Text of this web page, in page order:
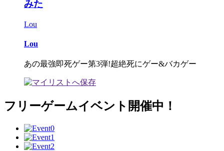
みた
Lou
Lou
あの最強即死ゲー第3弾!超絶死にゲー&バカゲー
フリーゲームイベント開催中！